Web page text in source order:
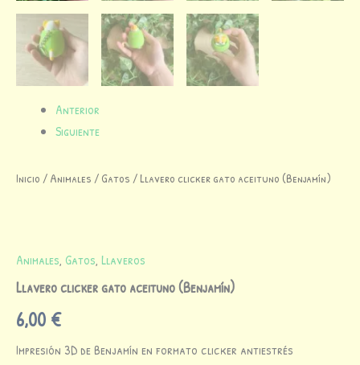
Inicio /Animales /Gatos / Llavero clicker gato aceituno (Benjamín)
Animales, Gatos, Llaveros
Llavero clicker gato aceituno (Benjamín)
6,00 €
Impresión 3D de Benjamín en formato clicker antiestrés